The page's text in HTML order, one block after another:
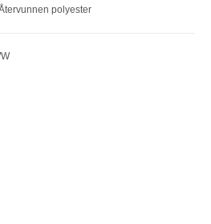
polyester